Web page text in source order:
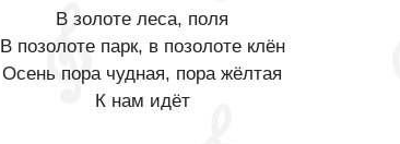
В золоте леса, поля
В позолоте парк, в позолоте клён
Осень пора чудная, пора жёлтая
К нам идёт